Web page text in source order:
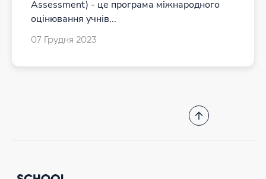
Assessment) - це програма міжнародного
оцінювання учнів...
07 Грудня 2023